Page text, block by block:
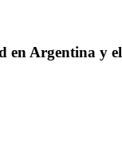
Argentina y